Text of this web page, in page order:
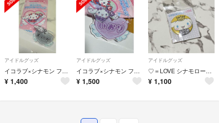
アイドルグッズ
イコラブ×シナモン ファミリーマート限定魔法少女衣装 アクリルネームバッジまいか
¥ 1,400
アイドルグッズ
イコラブ×シナモン ファミリーマート限定魔法少女衣装 アクリルネームバッジいおり
¥ 1,500
アイドルグッズ
♡＝LOVE シナモロール コラボ缶バッジ♡
¥ 1,100